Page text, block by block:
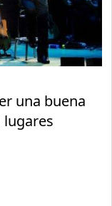
una buena
lugares